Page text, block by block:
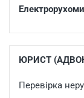
ЮРИСТ
Перевірка